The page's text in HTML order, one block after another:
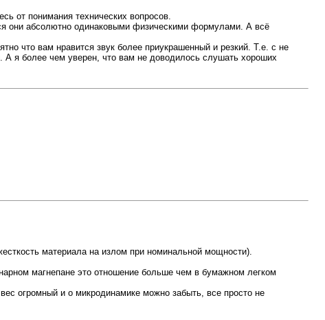
от понимания технических вопросов.
они абсолютно одинаковыми физическими формулами. А всё
что вам нравится звук более приукрашенный и резкий. Т.е. с не
А я более чем уверен, что вам не доводилось слушать хороших
материала на излом при номинальной мощности).
магнепане это отношение больше чем в бумажном легком
огромный и о микродинамике можно забыть, все просто не